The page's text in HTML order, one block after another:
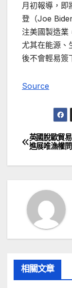
月初報導，即
登（Joe
注美國製造業
尤其在能源、
後不會輕易簽
Source
文
章
覽
英國脫歐貿
進展唯漁權
相關文章